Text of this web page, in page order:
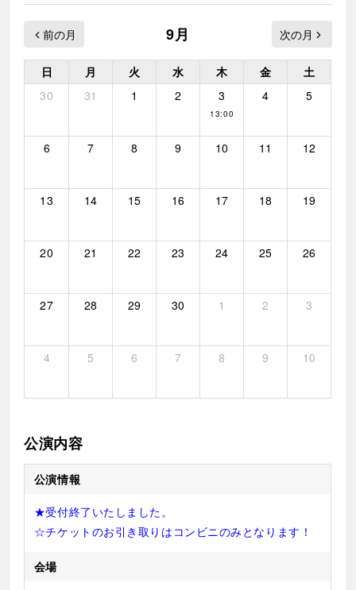
9月
日 月 火 水 木 金
土
30
31 1 2 3
13:00
4 5
6 7 8 9 10 11 12
13 14 15 16 17 18 19
20 21 22 23 24 25 26
27 28 29 30 1 2 3
4 5 6 7 8 9 10
公演内容
公演情報
★受付終了いたしました。
☆チケットのお引き取りはコンビニのみとなります！
会場